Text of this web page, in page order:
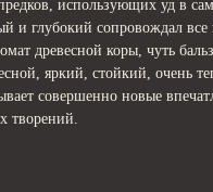
использующих уд в
и глубокий сопровождал все
древесной коры, чуть
яркий, стойкий, очень
совершенно новые
творений.